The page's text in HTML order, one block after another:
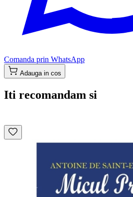
Comanda prin WhatsApp
Adauga in cos
Iti recomandam si